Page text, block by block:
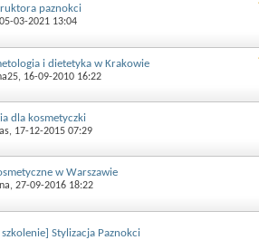
paznokci
03-2021 13:04
i dietetyka w Krakowie
, 16-09-2010 16:22
dla kosmetyczki
, 17-12-2015 07:29
w Warszawie
, 27-09-2016 18:22
Stylizacja Paznokci